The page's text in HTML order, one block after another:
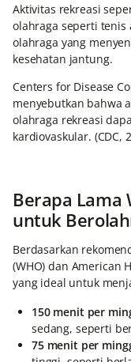
Aktivitas rekreasi
olahraga seperti
olahraga yang
kesehatan jantung.
Centers for Disease
menyebutkan bahwa
olahraga rekreasi
kardiovaskular. (CDC,
Berapa Lama
untuk
Berdasarkan
(WHO) dan American
yang ideal untuk
150 menit per
sedang, seperti
75 menit per